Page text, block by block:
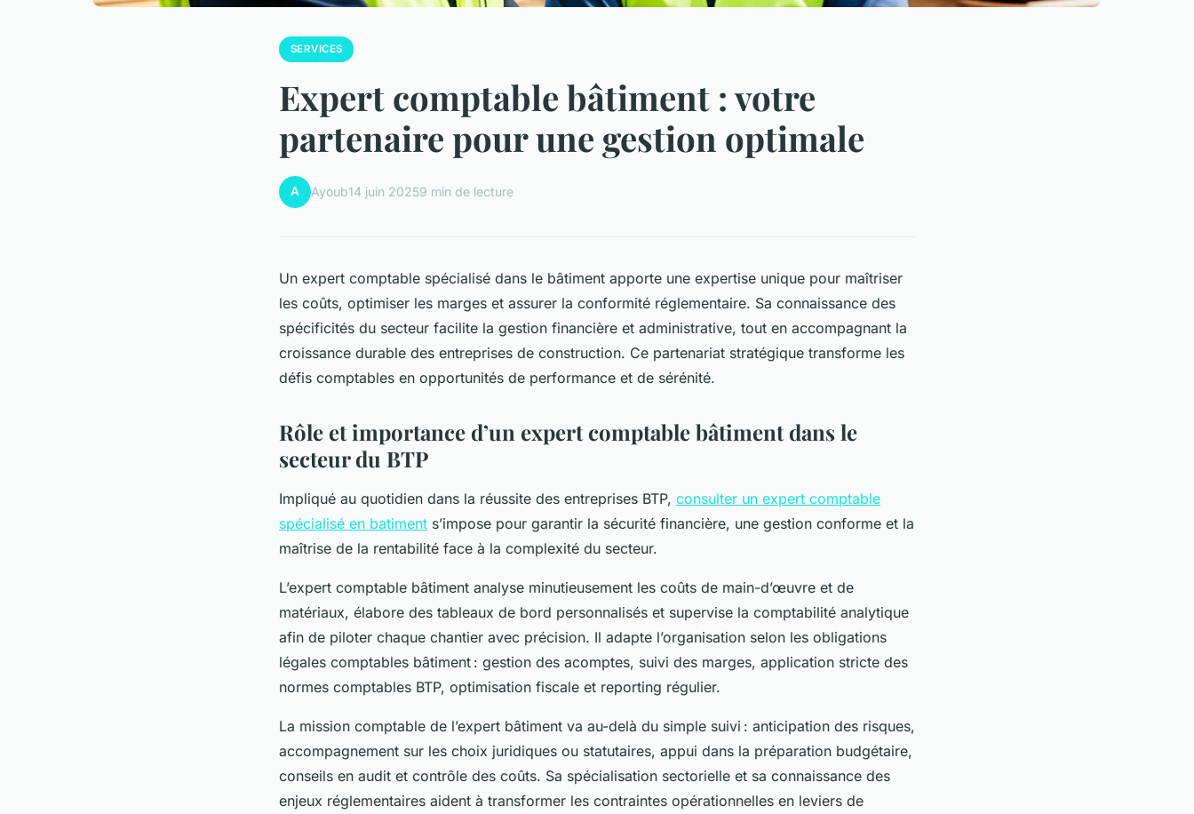
SERVICES
Expert comptable bâtiment : votre
partenaire pour une gestion optimale
A Ayoub14 juin 20259 min de lecture
Un expert comptable spécialisé dans le bâtiment apporte une expertise unique pour maîtriser
les coûts, optimiser les marges et assurer la conformité réglementaire. Sa connaissance des
spécificités du secteur facilite la gestion financière et administrative, tout en accompagnant la
croissance durable des entreprises de construction. Ce partenariat stratégique transforme les
défis comptables en opportunités de performance et de sérénité.
Rôle et importance d’un expert comptable bâtiment dans le
secteur du BTP
Impliqué au quotidien dans la réussite des entreprises BTP, consulter un expert comptable
spécialisé en batiment s’impose pour garantir la sécurité financière, une gestion conforme et la
maîtrise de la rentabilité face à la complexité du secteur.
L’expert comptable bâtiment analyse minutieusement les coûts de main-d’œuvre et de
matériaux, élabore des tableaux de bord personnalisés et supervise la comptabilité analytique
afin de piloter chaque chantier avec précision. Il adapte l’organisation selon les obligations
légales comptables bâtiment : gestion des acomptes, suivi des marges, application stricte des
normes comptables BTP, optimisation fiscale et reporting régulier.
La mission comptable de l’expert bâtiment va au-delà du simple suivi : anticipation des risques,
accompagnement sur les choix juridiques ou statutaires, appui dans la préparation budgétaire,
conseils en audit et contrôle des coûts. Sa spécialisation sectorielle et sa connaissance des
enjeux réglementaires aident à transformer les contraintes opérationnelles en leviers de